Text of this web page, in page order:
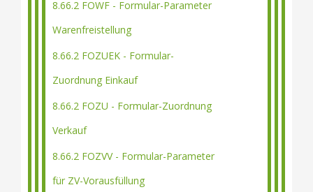
8.66.2 FOWF - Formular-Parameter
Warenfreistellung
8.66.2 FOZUEK - Formular-
Zuordnung Einkauf
8.66.2 FOZU - Formular-Zuordnung
Verkauf
8.66.2 FOZVV - Formular-Parameter
für ZV-Vorausfüllung